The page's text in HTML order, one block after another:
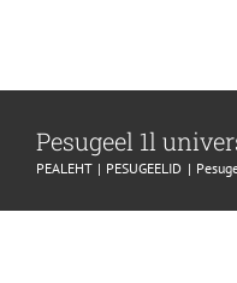
Pesugeel 1l
PEALEHT PESUGEELID